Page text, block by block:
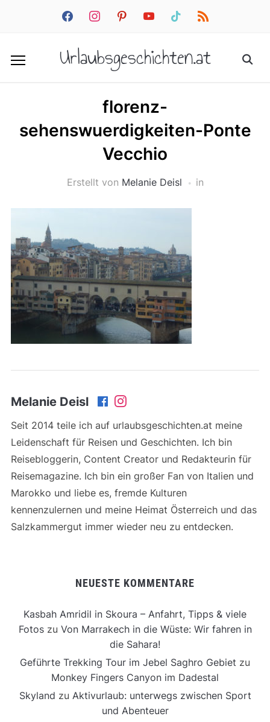
facebookinstagrampinterestyoutube tiktok rss
Urlaubsgeschichten.at
florenz-
sehenswuerdigkeiten-Ponte
Vecchio
Erstellt von Melanie Deisl in
Melanie Deisl
Seit 2014 teile ich auf urlaubsgeschichten.at meine
Leidenschaft für Reisen und Geschichten. Ich bin
Reisebloggerin, Content Creator und Redakteurin für
Reisemagazine. Ich bin ein großer Fan von Italien und
Marokko und liebe es, fremde Kulturen
kennenzulernen und meine Heimat Österreich und das
Salzkammergut immer wieder neu zu entdecken.
NEUESTE KOMMENTARE
Kasbah Amridil in Skoura – Anfahrt, Tipps & viele
Fotoszu Von Marrakech in die Wüste: Wir fahren in
die Sahara!
Geführte Trekking Tour im Jebel Saghro Gebiet zu
Monkey Fingers Canyon im Dadestal
Skyland zu Aktivurlaub: unterwegs zwischen Sport
und Abenteuer